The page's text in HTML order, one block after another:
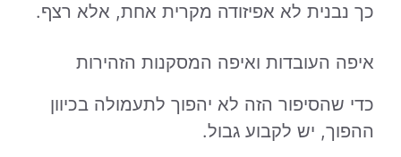
כך נבנית לא אפיזודה מקרית אחת, אלא רצף.
איפה העובדות ואיפה המסקנות הזהירות
כדי שהסיפור הזה לא יהפוך לתעמולה בכיוון
ההפוך, יש לקבוע גבול.